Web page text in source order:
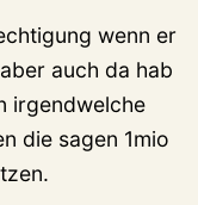
wenn er
auch da hab
irgendwelche
die sagen 1mio